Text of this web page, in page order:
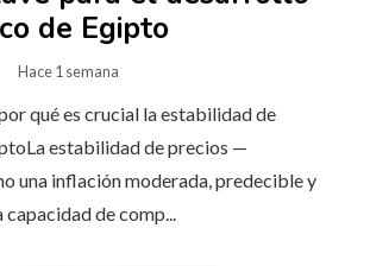
de Egipto
Hace 1 semana
qué es crucial la estabilidad de
estabilidad de precios —
una inflación moderada, predecible y
capacidad de comp...